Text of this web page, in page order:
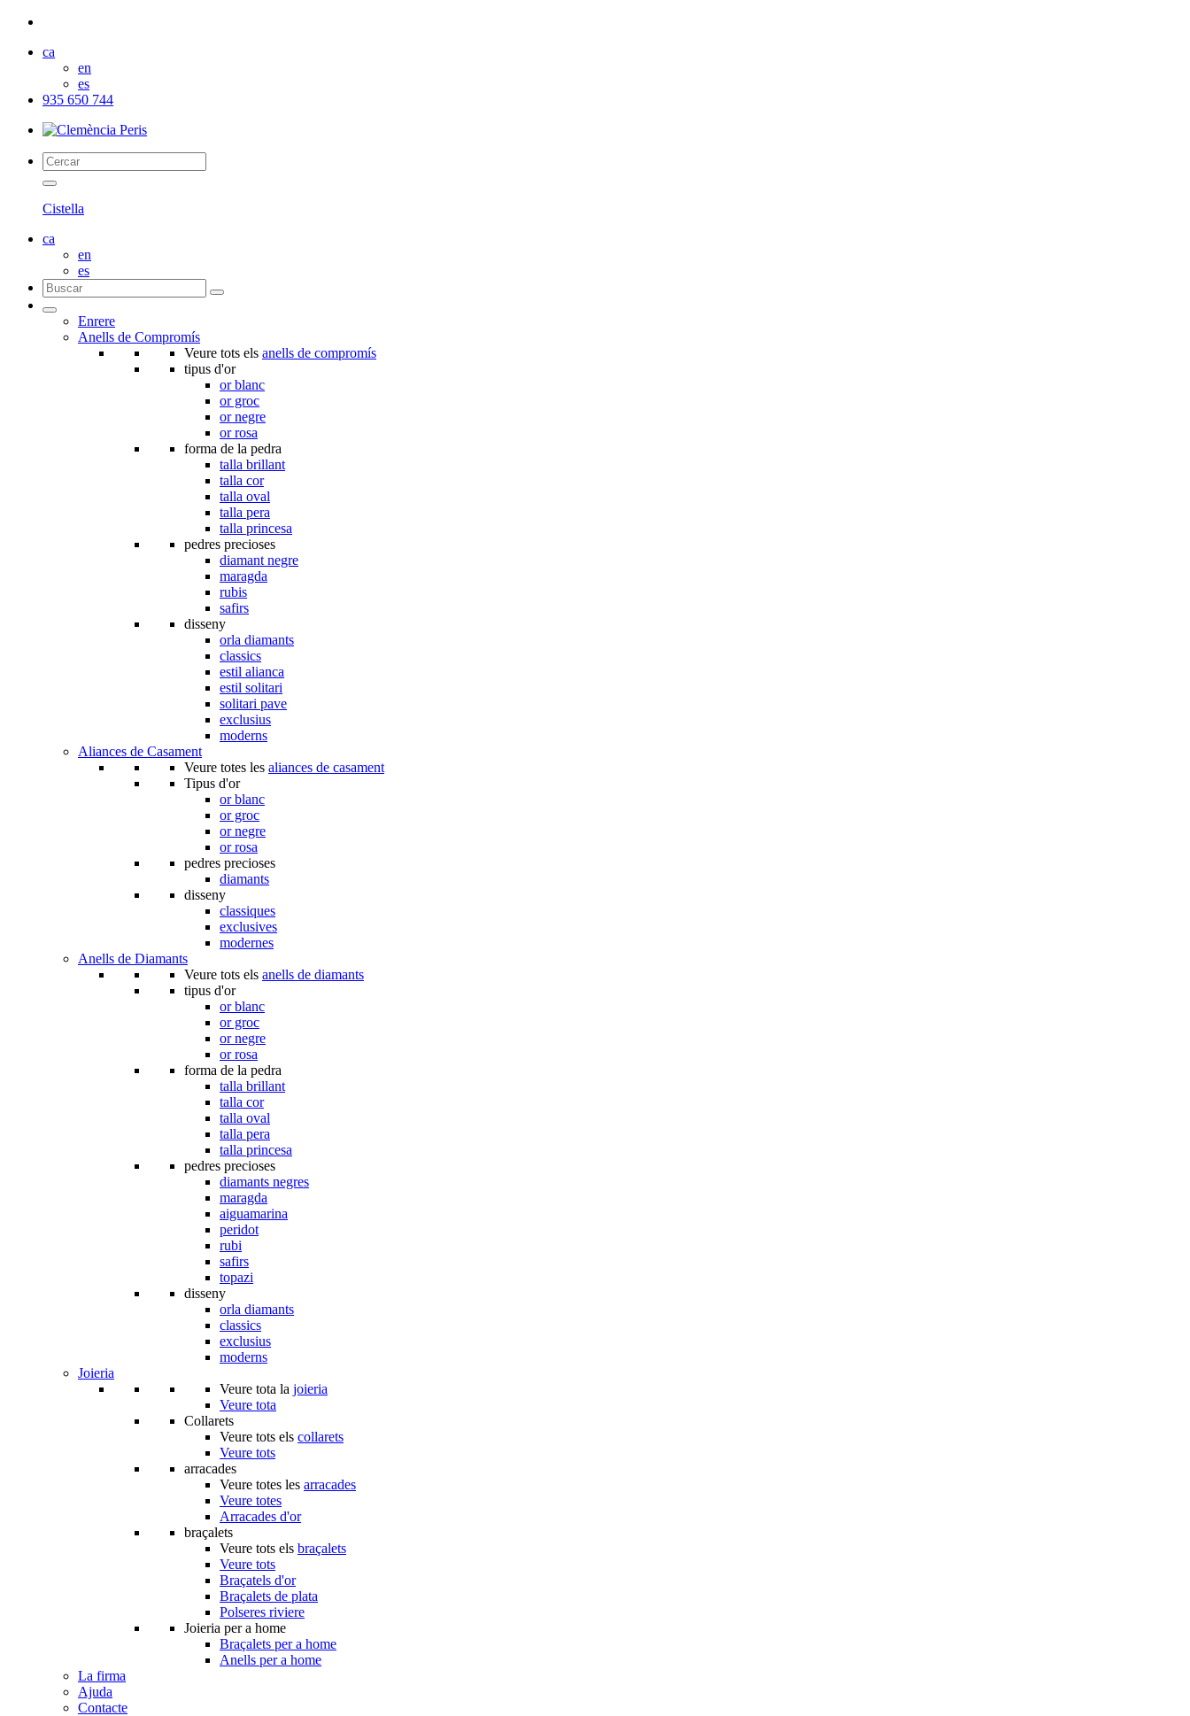
ca
en
es
935 650 744
Cistella
ca
en
es
Enrere
Anells de Compromís
Veure tots els anells de compromís
tipus d'or
or blanc
or groc
or negre
or rosa
forma de la pedra
talla brillant
talla cor
talla oval
talla pera
talla princesa
pedres precioses
diamant negre
maragda
rubis
safirs
disseny
orla diamants
classics
estil alianca
estil solitari
solitari pave
exclusius
moderns
Aliances de Casament
Veure totes les aliances de casament
Tipus d'or
or blanc
or groc
or negre
or rosa
pedres precioses
diamants
disseny
classiques
exclusives
modernes
Anells de Diamants
Veure tots els anells de diamants
tipus d'or
or blanc
or groc
or negre
or rosa
forma de la pedra
talla brillant
talla cor
talla oval
talla pera
talla princesa
pedres precioses
diamants negres
maragda
aiguamarina
peridot
rubi
safirs
topazi
disseny
orla diamants
classics
exclusius
moderns
Joieria
Veure tota la joieria
Veure tota
Collarets
Veure tots els collarets
Veure tots
arracades
Veure totes les arracades
Veure totes
Arracades d'or
braçalets
Veure tots els braçalets
Veure tots
Braçatels d'or
Braçalets de plata
Polseres riviere
Joieria per a home
Braçalets per a home
Anells per a home
La firma
Ajuda
Contacte